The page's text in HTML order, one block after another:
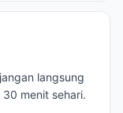
langsung
menit sehari.